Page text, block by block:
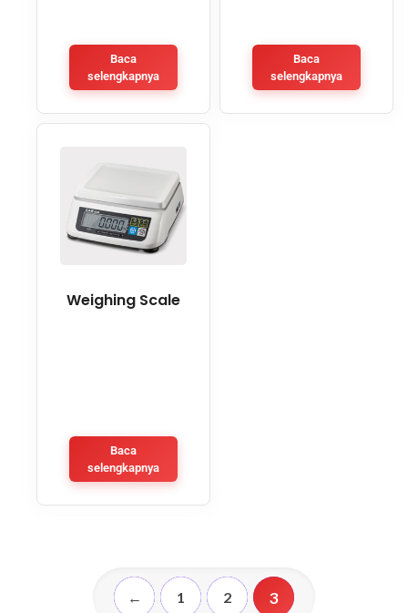
Baca
selengkapnya
Baca
selengkapnya
Weighing Scale
Baca
selengkapnya
← 1 2 3